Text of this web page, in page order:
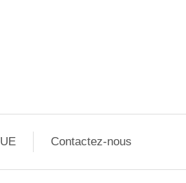
Contactez-nous